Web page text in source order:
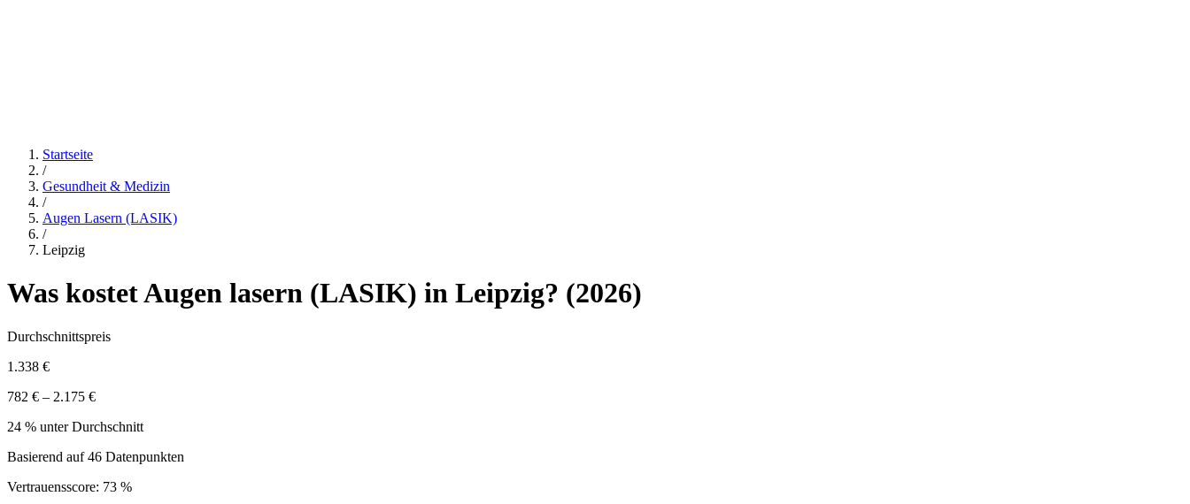
Startseite
/
Gesundheit & Medizin
/
Augen Lasern (LASIK)
/
Leipzig
Was kostetAugen lasern (LASIK) in Leipzig? (2026)
Durchschnittspreis
1.338 €
782 € – 2.175 €
24 % unter Durchschnitt
Basierend auf46 Datenpunkten
Vertrauensscore: 73 %